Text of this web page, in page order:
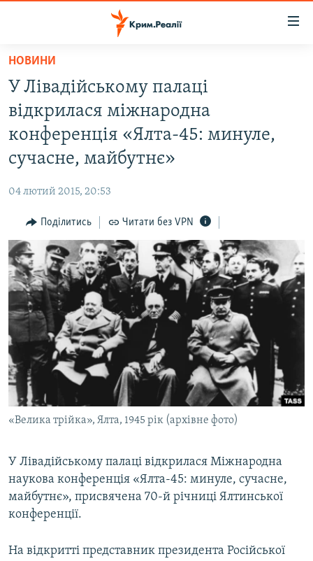
Перейти
основного
матеріалу
Перейти
до
основної
Перейти
пошуку
ВОДА.КРИМ
ВІДЕО ТА ФОТО
ІНТЕРВ'Ю
ВСЕ ЗА ДЕНЬ
СПЕЦПРОЕКТИ
ДЕПОРТАЦІЯ
ВІДЕОУРОКИ «ELIFBE»
СВІДЧЕННЯ ОКУПАЦІЇ
УКРАЇНСЬКА ПРОБЛЕМА КРИМУ
ІНФОГРАФІКА
ЯК ОБІЙТИ БЛОКУВАННЯ
Русский
Qırımtatar
ДОЛУЧАЙСЯ!
Усі сайти RFE/RL
НОВИНИ
У Лівадійському палаці
відкрилася міжнародна
конференція «Ялта-45: минуле,
сучасне, майбутнє»
04 лютий 2015, 20:53
Поділитись Читати без VPN
«Велика трійка», Ялта, 1945 рік (архівне фото)
У Лівадійському палаці відкрилася Міжнародна
наукова конференція «Ялта-45: минуле, сучасне,
майбутнє», присвячена 70-й річниці Ялтинської
конференції.
На відкритті представник президента Російської